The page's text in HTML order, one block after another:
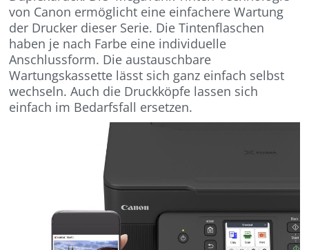
von Canon ermöglicht eine einfachere Wartung
der Drucker dieser Serie. Die Tintenflaschen
haben je nach Farbe eine individuelle
Anschlussform. Die austauschbare
Wartungskassette lässt sich ganz einfach selbst
wechseln. Auch die Druckköpfe lassen sich
einfach im Bedarfsfall ersetzen.